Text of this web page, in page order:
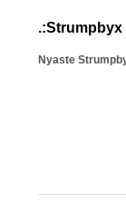
Nyaste